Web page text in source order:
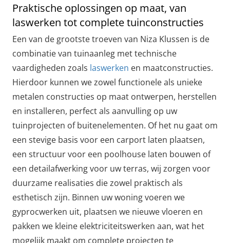
Praktische oplossingen op maat, van
laswerken tot complete tuinconstructies
Een van de grootste troeven van Niza Klussen is de
combinatie van tuinaanleg met technische
vaardigheden zoals laswerken en maatconstructies.
Hierdoor kunnen we zowel functionele als unieke
metalen constructies op maat ontwerpen, herstellen
en installeren, perfect als aanvulling op uw
tuinprojecten of buitenelementen. Of het nu gaat om
een stevige basis voor een carport laten plaatsen,
een structuur voor een poolhouse laten bouwen of
een detailafwerking voor uw terras, wij zorgen voor
duurzame realisaties die zowel praktisch als
esthetisch zijn. Binnen uw woning voeren we
gyprocwerken uit, plaatsen we nieuwe vloeren en
pakken we kleine elektriciteitswerken aan, wat het
mogelijk maakt om complete projecten te